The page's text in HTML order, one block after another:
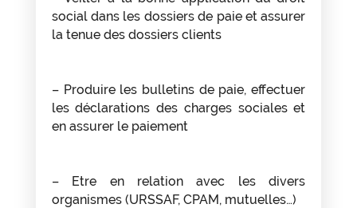
social dans les dossiers de paie et assurer
la tenue des dossiers clients
– Produire les bulletins de paie, effectuer
les déclarations des charges sociales et
en assurer le paiement
– Etre en relation avec les divers
organismes (URSSAF, CPAM, mutuelles…)